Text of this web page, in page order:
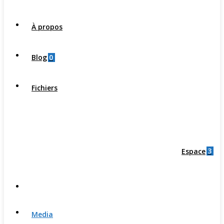
À propos
Blog 0
Fichiers
Espace 3
Media